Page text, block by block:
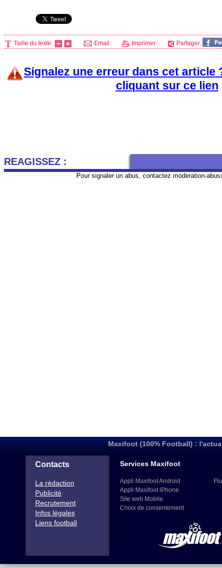
Taille du texte: Email Imprimer Partager:
Signalez une erreur dans cet article
cliquant sur ce lien
REAGISSEZ :
Pour signaler un abus, contactez moderation-
Maxifoot (100% Football) :
Contacts
La rédaction
Publicité
Recrutement
Infos légales
Liens football
Services Maxifoot
Appli Maxifoot Android
Appli Maxifoot iPhone
Site web Mobile
Choix de consentement